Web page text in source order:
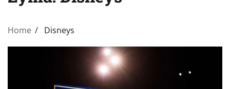
Home Disneys